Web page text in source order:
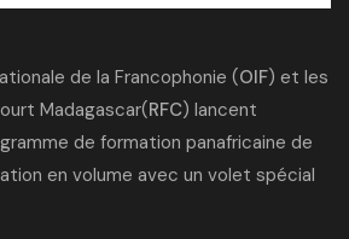
de la Francophonie (OIF) et les
Madagascar(RFC) lancent
de formation panafricaine de
en volume avec un volet spécial